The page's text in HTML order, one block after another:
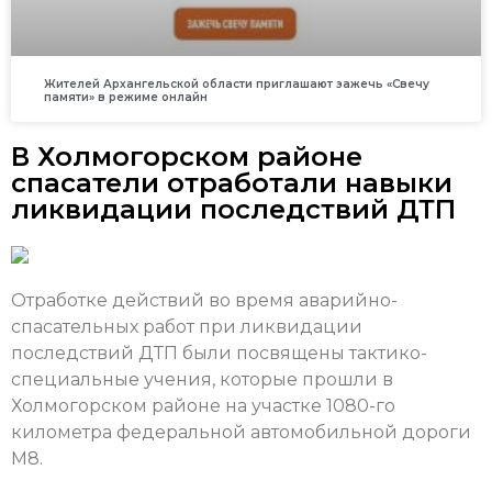
Жителей Архангельской области приглашают зажечь «Свечу
памяти» в режиме онлайн
В Холмогорском районе
спасатели отработали навыки
ликвидации последствий ДТП
Отработке действий во время аварийно-
спасательных работ при ликвидации
последствий ДТП были посвящены тактико-
специальные учения, которые прошли в
Холмогорском районе на участке 1080-го
километра федеральной автомобильной дороги
М8.